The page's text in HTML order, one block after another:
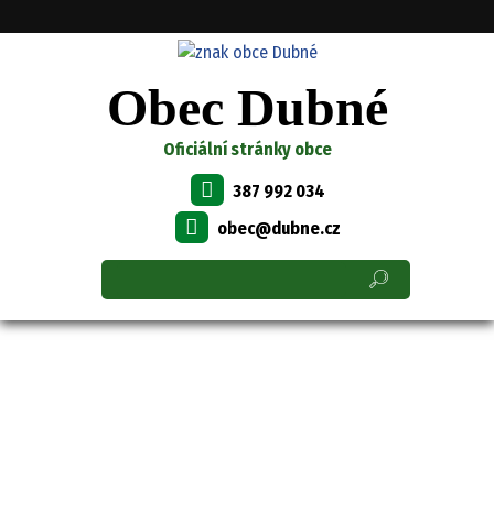
Obec Dubné
Oficiální stránky obce
387 992 034
obec@dubne.cz